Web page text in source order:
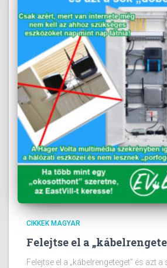
CIKKEK MAGYAR
Felejtse el a
Felejtse el a „kábelrengeteget” és azt